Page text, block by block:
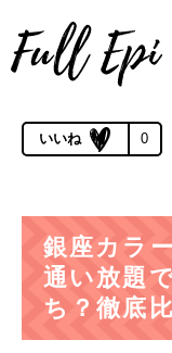
トップページ
い放題はどちらがおすす
0
銀座カラ
通い放題
ち？徹底